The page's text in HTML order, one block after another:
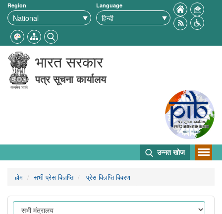
Region Language
भारत सरकार
पत्र सूचना कार्यालय
उन्नत खोज
होम सभी प्रेस विज्ञप्ति प्रेस विज्ञप्ति विवरण